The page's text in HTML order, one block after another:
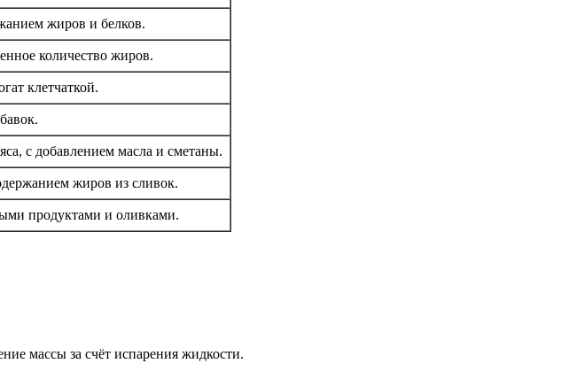
жиров и белков.
количество жиров.
клетчаткой.
с добавлением масла и сметаны.
жиров из сливок.
продуктами и оливками.
массы за счёт испарения жидкости.